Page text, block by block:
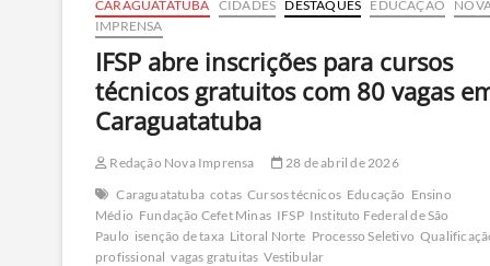
CARAGUATATUBA CIDADES DESTAQUES EDUCAÇÃO
IMPRENSA
IFSP abre inscrições para cursos
técnicos gratuitos com 80 vagas
Caraguatatuba
Redação Nova Imprensa
28 de abril de 2026
Caraguatatuba cotas Cursos técnicos Educação Ensino
Médio Fundação Cefet Minas IFSP Instituto Federal de São
Paulo isenção de taxa Litoral Norte Processo Seletivo
profissional vagas gratuitas Vestibular